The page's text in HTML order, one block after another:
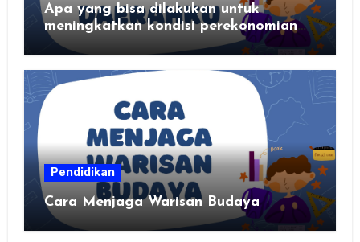
Apa yang bisa dilakukan untuk
meningkatkan kondisi perekonomian
daerahku?
Pendidikan
Cara Menjaga Warisan Budaya